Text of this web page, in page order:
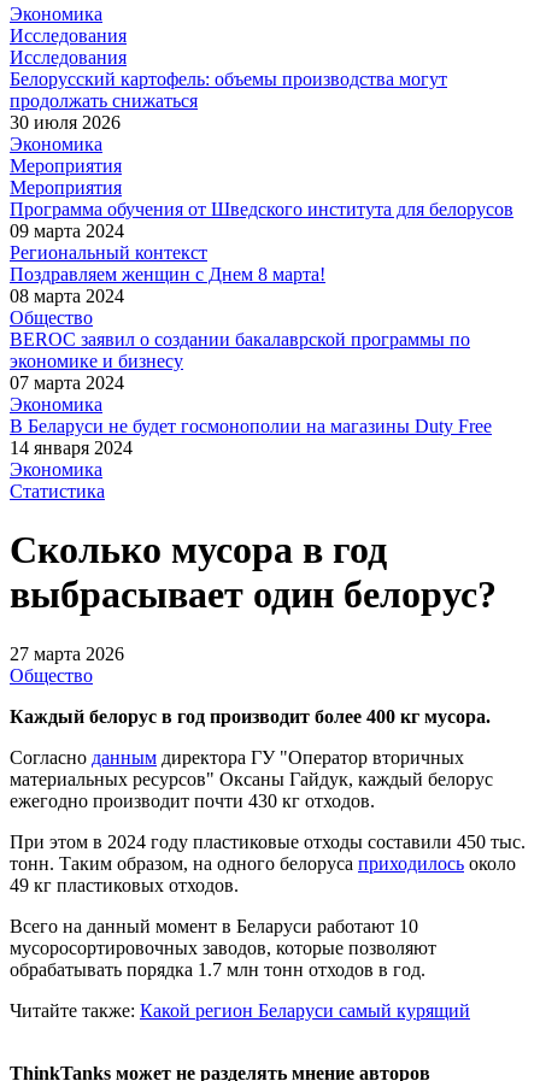
Экономика
Исследования
Исследования
Белорусский картофель: объемы производства могут
продолжать снижаться
30 июля 2026
Экономика
Мероприятия
Мероприятия
Программа обучения от Шведского института для белорусов
09 марта 2024
Региональный контекст
Поздравляем женщин с Днем 8 марта!
08 марта 2024
Общество
BEROC заявил о создании бакалаврской программы по
экономике и бизнесу
07 марта 2024
Экономика
В Беларуси не будет госмонополии на магазины Duty Free
14 января 2024
Экономика
Статистика
Сколько мусора в год
выбрасывает один белорус?
27 марта 2026
Общество
Каждый белорус в год производит более 400 кг мусора.
Согласно данным директора ГУ "Оператор вторичных
материальных ресурсов" Оксаны Гайдук, каждый белорус
ежегодно производит почти 430 кг отходов.
При этом в 2024 году пластиковые отходы составили 450 тыс.
тонн. Таким образом, на одного белоруса приходилось около
49 кг пластиковых отходов.
Всего на данный момент в Беларуси работают 10
мусоросортировочных заводов, которые позволяют
обрабатывать порядка 1.7 млн тонн отходов в год.
Читайте также: Какой регион Беларуси самый курящий
ThinkTanks может не разделять мнение авторов